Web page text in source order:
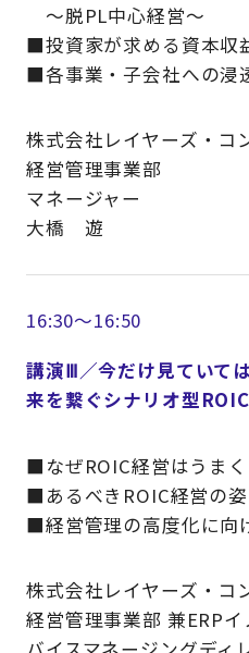
～脱PL中心経営～
■投資家が求める資本収
■各事業・子会社への浸
株式会社レイヤーズ・コ
経営管理事業部
マネージャー
大橋 遊
16:30～16:50
講演Ⅲ／今だけ見ていて
来を繋ぐシナリオ型
■なぜROIC経営はうま
■あるべきROIC経営の
■経営管理の高度化に向
株式会社レイヤーズ・コ
経営管理事業部 兼ERP